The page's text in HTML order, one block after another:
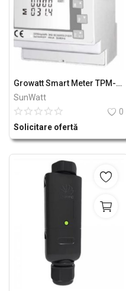
Growatt Smart Meter TPM-CT-E (250A)
SunWatt
0
Solicitare ofertă